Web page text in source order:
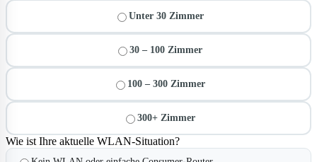
Unter 30 Zimmer
30 – 100 Zimmer
100 – 300 Zimmer
300+ Zimmer
Wie ist Ihre aktuelle WLAN-Situation?